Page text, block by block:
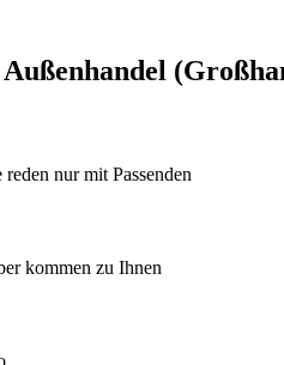
nur mit Passenden
kommen zu Ihnen